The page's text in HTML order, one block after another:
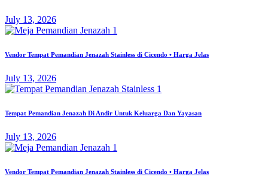
July 13, 2026
Vendor Tempat Pemandian Jenazah Stainless di Cicendo • Harga Jelas
July 13, 2026
Tempat Pemandian Jenazah Di Andir Untuk Keluarga Dan Yayasan
July 13, 2026
Vendor Tempat Pemandian Jenazah Stainless di Cicendo • Harga Jelas